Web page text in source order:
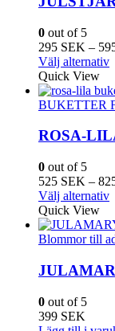
0 out of 5
295 SEK –
Välj alternativ
Quick View
BUKETTER
ROSA-
0 out of 5
525 SEK –
Välj alternativ
Quick View
Blommor till
0 out of 5
399 SEK